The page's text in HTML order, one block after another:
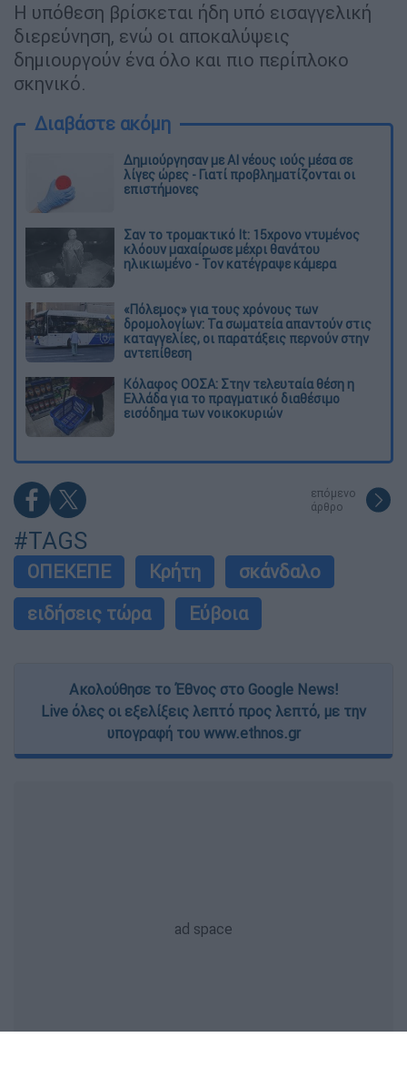
Η υπόθεση βρίσκεται ήδη υπό εισαγγελική
διερεύνηση, ενώ οι αποκαλύψεις
δημιουργούν ένα όλο και πιο περίπλοκο
σκηνικό.
Διαβάστε ακόμη
Δημιούργησαν με AI νέους ιούς μέσα σε
λίγες ώρες - Γιατί προβληματίζονται οι
επιστήμονες
Σαν το τρομακτικό It: 15χρονο ντυμένος
κλόουν μαχαίρωσε μέχρι θανάτου
ηλικιωμένο - Τον κατέγραψε κάμερα
«Πόλεμος» για τους χρόνους των
δρομολογίων: Τα σωματεία απαντούν στις
καταγγελίες, οι παρατάξεις περνούν στην
αντεπίθεση
Κόλαφος ΟΟΣΑ: Στην τελευταία θέση η
Ελλάδα για το πραγματικό διαθέσιμο
εισόδημα των νοικοκυριών
επόμενο
άρθρο
#TAGS
ΟΠΕΚΕΠΕ Κρήτη
σκάνδαλο
ειδήσεις τώρα
Εύβοια
Ακολούθησε το Έθνος στο Google News!
Live όλες οι εξελίξεις λεπτό προς λεπτό, με την
υπογραφή του www.ethnos.gr